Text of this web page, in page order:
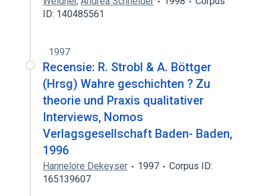
ID: 140485561
1997
Recensie: R. Strobl & A. Böttger
(Hrsg) Wahre geschichten ? Zu
theorie und Praxis qualitativer
Interviews, Nomos
Verlagsgesellschaft Baden- Baden,
1996
Hannelore Dekeyser 1997
Corpus ID:
165139607